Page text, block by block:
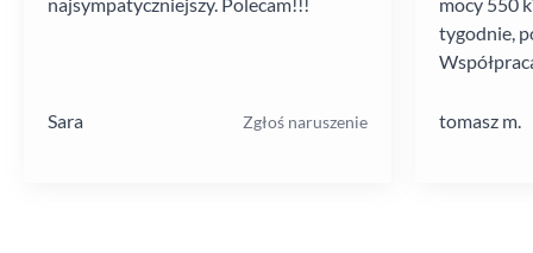
Sara Zgłoś naruszenie
tygodnie,
tomasz m.